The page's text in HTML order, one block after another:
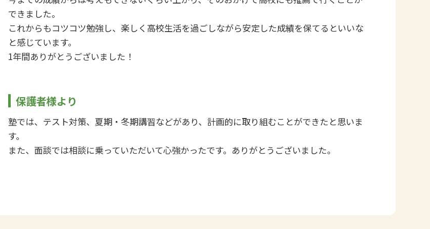
できました。
これからもコツコツ勉強し、楽しく高校生活を過ごしながら安定した成績を保てるといいな
と感じています。
1年間ありがとうございました！
保護者様より
塾では、テスト対策、夏期・冬期講習などがあり、計画的に取り組むことができたと思いま
す。
また、面談では相談に乗っていただいて心強かったです。ありがとうございました。